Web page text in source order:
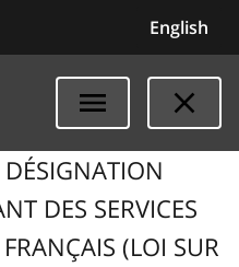
English
DES SERVICES
(LOI SUR